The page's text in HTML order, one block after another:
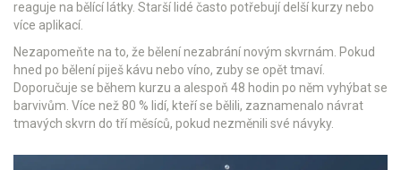
reaguje na bělící látky. Starší lidé často potřebují delší kurzy nebo
více aplikací.
Nezapomeňte na to, že bělení nezabrání novým skvrnám. Pokud
hned po bělení piješ kávu nebo víno, zuby se opět tmaví.
Doporučuje se během kurzu a alespoň 48 hodin po něm vyhýbat se
barvivům. Více než 80 % lidí, kteří se bělili, zaznamenalo návrat
tmavých skvrn do tří měsíců, pokud nezměnili své návyky.